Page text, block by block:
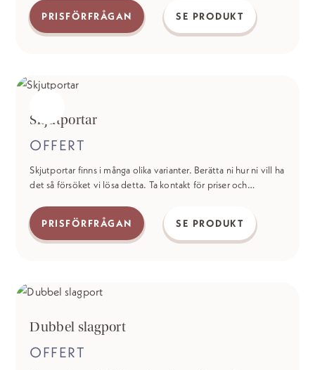
produktsidan
samma underhållsfria material som dessa. Dubbeldörrar till
hästbox är en praktisk lösning när du vill utnyttja vindskyddet
maximalt eller skapa rymd och öka tillgängligheten i boxen.
PRISFÖRFRÅGAN SE PRODUKT
Skjutportar
OFFERT
Skjutportar finns i många olika varianter. Berätta ni hur ni vill ha
det så försöket vi lösa detta. Ta kontakt för priser och
PRISFÖRFRÅGAN
SE PRODUKT
Dubbel slagport
OFFERT